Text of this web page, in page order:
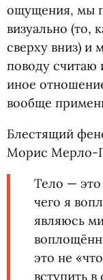
ощущения, мы
визуально (то,
сверху вниз) и
поводу
иное
вообще
Блестящий
Морис Мерло-
Тело — это
чего я
являюсь
это не
вступить